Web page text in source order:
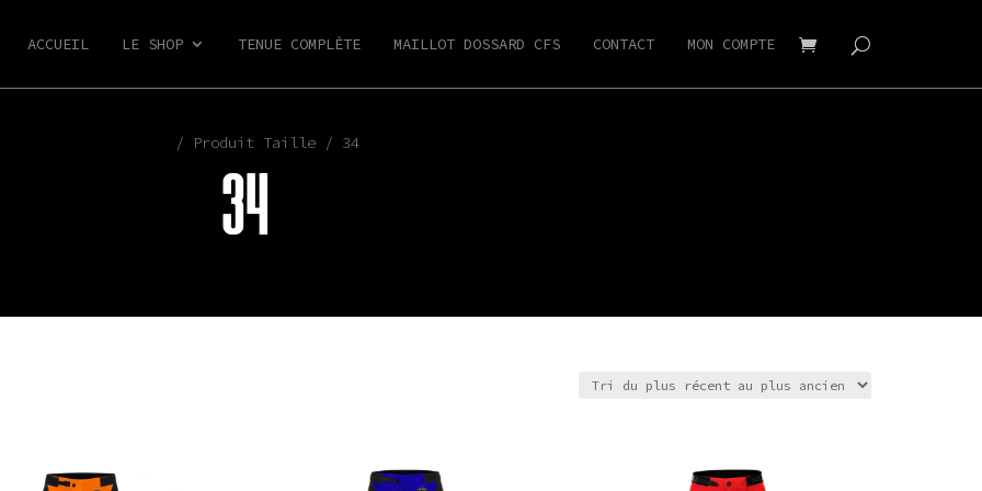
ACCUEIL LE SHOP TENUE COMPLÈTE MAILLOT DOSSARD CFS CONTACT MON COMPTE
/ Produit Taille / 34
34